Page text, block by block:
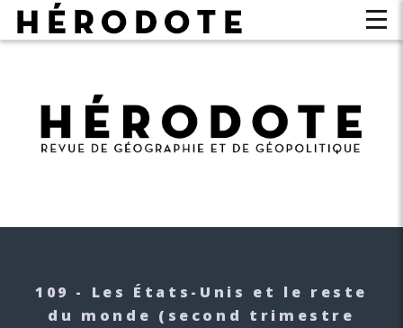
109 - Les États-Unis et le reste
du monde (second trimestre